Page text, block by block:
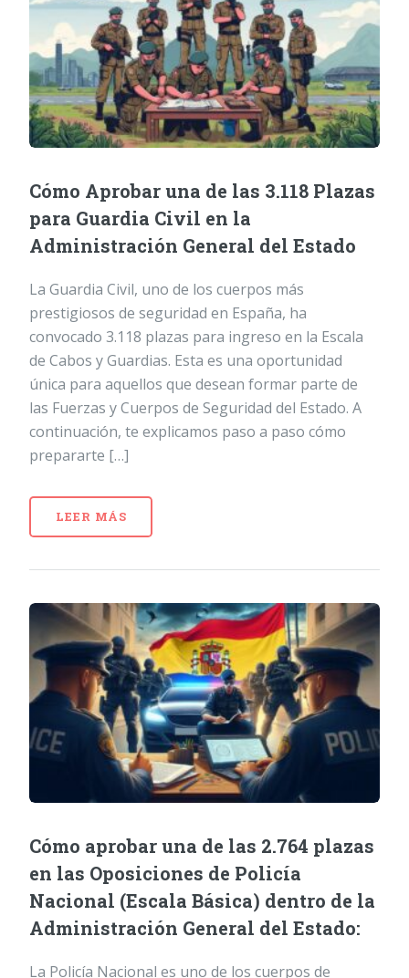
Cómo Aprobar una de las 3.118 Plazas
para Guardia Civil en la
Administración General del Estado
La Guardia Civil, uno de los cuerpos más
prestigiosos de seguridad en España, ha
convocado 3.118 plazas para ingreso en la Escala
de Cabos y Guardias. Esta es una oportunidad
única para aquellos que desean formar parte de
las Fuerzas y Cuerpos de Seguridad del Estado. A
continuación, te explicamos paso a paso cómo
prepararte […]
LEER MÁS
Cómo aprobar una de las 2.764 plazas
en las Oposiciones de Policía
Nacional (Escala Básica) dentro de la
Administración General del Estado:
La Policía Nacional es uno de los cuerpos de